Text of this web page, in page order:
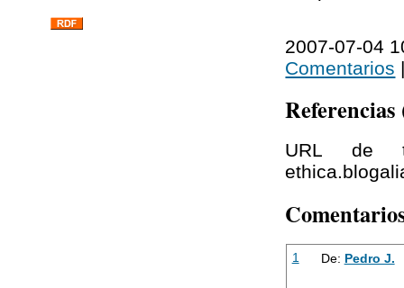
2007-07-04
Comentarios
URL de
1 De: Pedro J.